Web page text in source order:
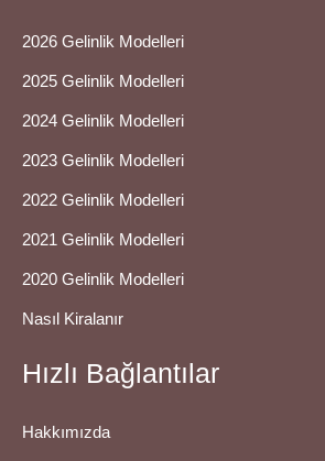
2026 Gelinlik Modelleri
2025 Gelinlik Modelleri
2024 Gelinlik Modelleri
2023 Gelinlik Modelleri
2022 Gelinlik Modelleri
2021 Gelinlik Modelleri
2020 Gelinlik Modelleri
Nasıl Kiralanır
Hızlı Bağlantılar
Hakkımızda